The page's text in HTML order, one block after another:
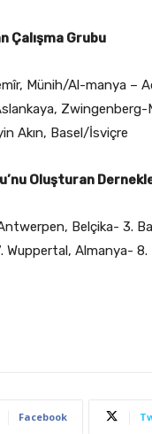
Çalışma Grubu
Münih/Al-manya –
Akın, Basel/İsviçre
Oluşturan
Belçika- 3.
Wuppertal, Almanya-
Facebook